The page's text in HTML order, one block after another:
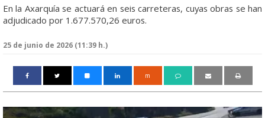
En la Axarquía se actuará en seis carreteras, cuyas obras se han
adjudicado por 1.677.570,26 euros.
25 de junio de 2026 (11:39 h.)
m